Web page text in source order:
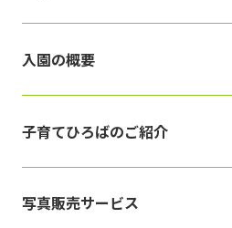
入園の概要
子育てひろばのご紹介
写真販売サービス